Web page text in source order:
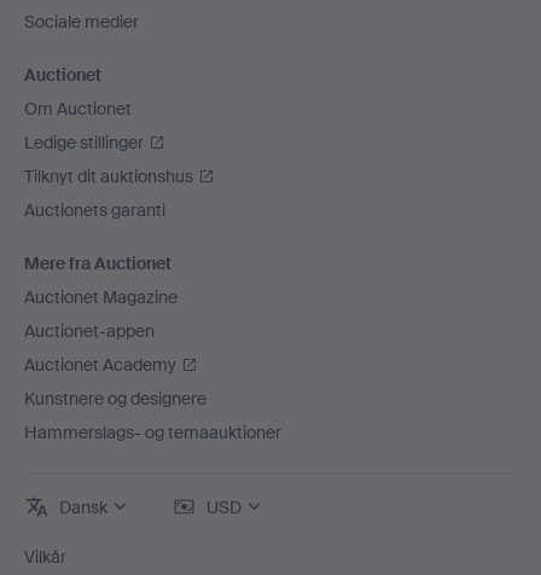
Sociale medier
Auctionet
Om Auctionet
Ledige stillinger
Tilknyt dit auktionshus
Auctionets garanti
Mere fra Auctionet
Auctionet Magazine
Auctionet-appen
Auctionet Academy
Kunstnere og designere
Hammerslags- og temaauktioner
Dansk USD
Vilkår